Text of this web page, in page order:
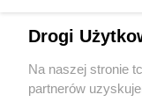
Drogi
Na naszej stronie
partnerów